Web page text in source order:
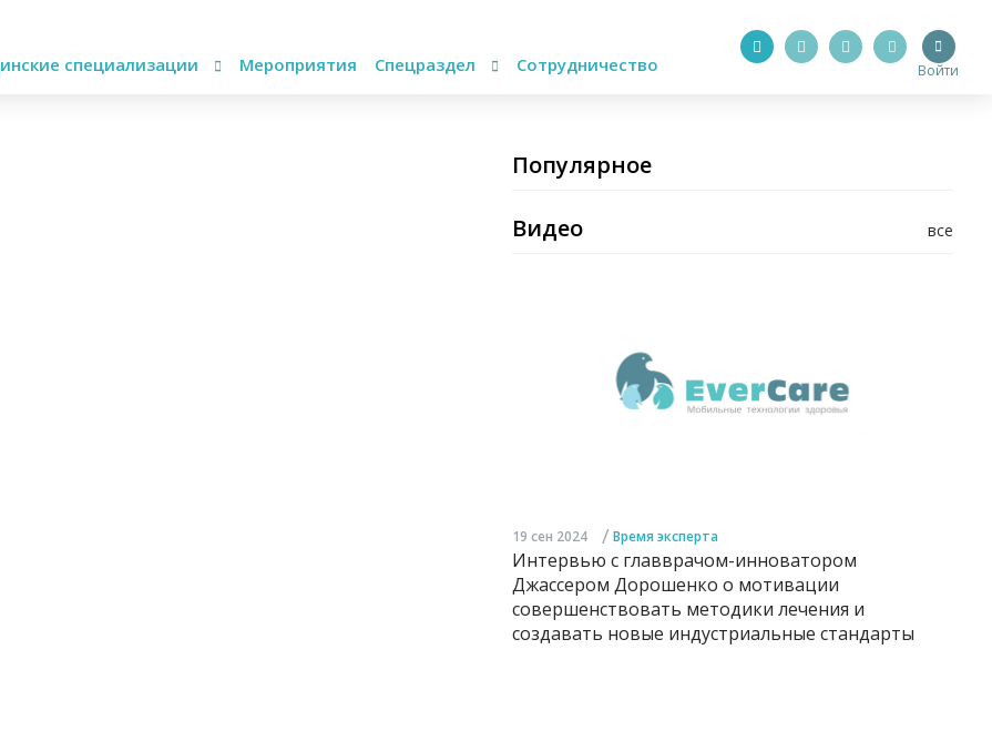
специализации Мероприятия Спецраздел Сотрудничество Войти
Популярное
все
Видео
19 сен 2024 / Время эксперта
Интервью с главврачом-инноватором
Джассером Дорошенко о мотивации
совершенствовать методики лечения и
создавать новые индустриальные стандарты